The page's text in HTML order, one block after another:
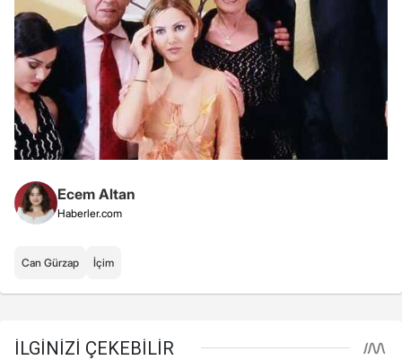
Ecem Altan
Haberler.com
Can Gürzap İçim